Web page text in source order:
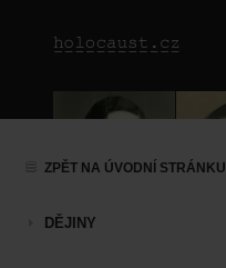
ZPĚT NA ÚVODNÍ STRÁNKU
DĚJINY